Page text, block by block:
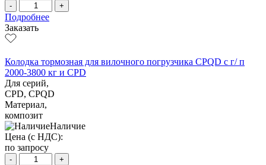
- +
Подробнее
Заказать
Колодка тормозная для вилочного погрузчика CPQD с г/ п
2000-3800 кг и CPD
Для серий,
CPD, CPQD
Материал,
композит
Наличие
Цена (с НДС):
по запросу
- +